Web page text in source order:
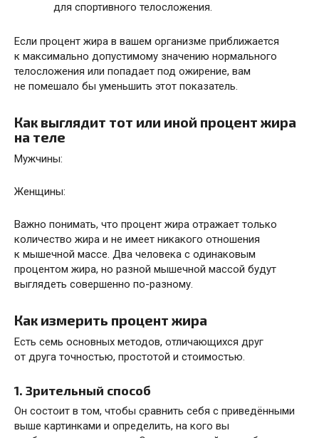
для спортивного телосложения.
Если процент жира в вашем организме приближается
к максимально допустимому значению нормального
телосложения или попадает под ожирение, вам
не помешало бы уменьшить этот показатель.
Как выглядит тот или иной процент жира
на теле
Мужчины:
Женщины:
Важно понимать, что процент жира отражает только
количество жира и не имеет никакого отношения
к мышечной массе. Два человека с одинаковым
процентом жира, но разной мышечной массой будут
выглядеть совершенно по-разному.
Как измерить процент жира
Есть семь основных методов, отличающихся друг
от друга точностью, простотой и стоимостью.
1. Зрительный способ
Он состоит в том, чтобы сравнить себя с приведёнными
выше картинками и определить, на кого вы